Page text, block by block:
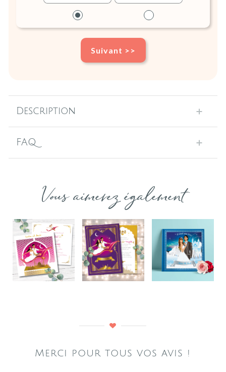
Suivant >>
Description
FAQ
Vous aimerez également
Merci pour tous vos avis !